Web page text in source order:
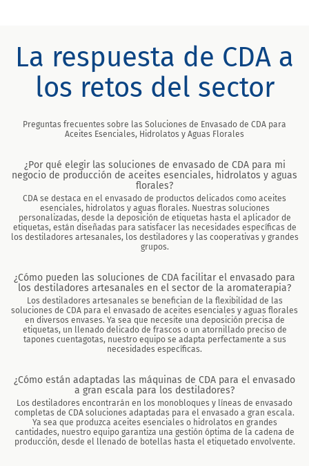
La respuesta de CDA a
los retos del sector
Preguntas frecuentes sobre las Soluciones de Envasado de CDA para
Aceites Esenciales, Hidrolatos y Aguas Florales
¿Por qué elegir las soluciones de envasado de CDA para mi
negocio de producción de aceites esenciales, hidrolatos y aguas
florales?
CDA se destaca en el envasado de productos delicados como aceites
esenciales, hidrolatos y aguas florales. Nuestras soluciones
personalizadas, desde la deposición de etiquetas hasta el aplicador de
etiquetas, están diseñadas para satisfacer las necesidades específicas de
los destiladores artesanales, los destiladores y las cooperativas y grandes
grupos.
¿Cómo pueden las soluciones de CDA facilitar el envasado para
los destiladores artesanales en el sector de la aromaterapia?
Los destiladores artesanales se benefician de la flexibilidad de las
soluciones de CDA para el envasado de aceites esenciales y aguas florales
en diversos envases. Ya sea que necesite una deposición precisa de
etiquetas, un llenado delicado de frascos o un atornillado preciso de
tapones cuentagotas, nuestro equipo se adapta perfectamente a sus
necesidades específicas.
¿Cómo están adaptadas las máquinas de CDA para el envasado
a gran escala para los destiladores?
Los destiladores encontrarán en los monobloques y líneas de envasado
completas de CDA soluciones adaptadas para el envasado a gran escala.
Ya sea que produzca aceites esenciales o hidrolatos en grandes
cantidades, nuestro equipo garantiza una gestión óptima de la cadena de
producción, desde el llenado de botellas hasta el etiquetado envolvente.